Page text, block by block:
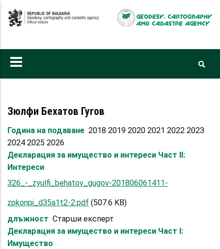
Зюлфи Бехатов Гугов
Година на подаване 2018 2019 2020 2021 2022 2023
2024 2025 2026
Декларация за имущество и интереси Част II:
Интереси
326_-_zyulfi_behatov_gugov-201806061411-
zpkonpi_d35a1t2-2.pdf (507.6 KB)
длъжност Старши експерт
Декларация за имущество и интереси Част I:
Имущество